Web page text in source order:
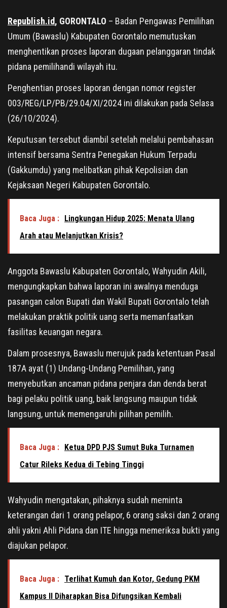
Republish.id, GORONTALO – Badan Pengawas Pemilihan
Umum (Bawaslu) Kabupaten Gorontalo memutuskan
menghentikan proses laporan dugaan pelanggaran tindak
pidana pemilihandi wilayah itu.
Penghentian proses laporan dengan nomor register
003/REG/LP/PB/29.04/XI/2024 ini dilakukan pada Selasa
(26/10/2024).
Keputusan tersebut diambil setelah melalui pembahasan
intensif bersama Sentra Penegakan Hukum Terpadu
(Gakkumdu) yang melibatkan pihak Kepolisian dan
Kejaksaan Negeri Kabupaten Gorontalo.
Baca Juga : Lingkungan Hidup 2025: Menata Ulang
Arah atau Melanjutkan Krisis?
Anggota Bawaslu Kabupaten Gorontalo, Wahyudin Akili,
mengungkapkan bahwa laporan ini awalnya menduga
pasangan calon Bupati dan Wakil Bupati Gorontalo telah
melakukan praktik politik uang serta memanfaatkan
fasilitas keuangan negara.
Dalam prosesnya, Bawaslu merujuk pada ketentuan Pasal
187A ayat (1) Undang-Undang Pemilihan, yang
menyebutkan ancaman pidana penjara dan denda berat
bagi pelaku politik uang, baik langsung maupun tidak
langsung, untuk memengaruhi pilihan pemilih.
Baca Juga : Ketua DPD PJS Sumut Buka Turnamen
Catur Rileks Kedua di Tebing Tinggi
Wahyudin mengatakan, pihaknya sudah meminta
keterangan dari 1 orang pelapor, 6 orang saksi dan 2 orang
ahli yakni Ahli Pidana dan ITE hingga memeriksa bukti yang
diajukan pelapor.
Baca Juga : Terlihat Kumuh dan Kotor, Gedung PKM
Kampus II Diharapkan Bisa Difungsikan Kembali